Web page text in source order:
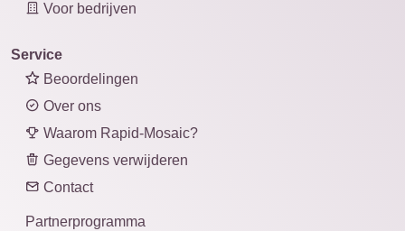
Voor bedrijven
Service
Beoordelingen
Over ons
Waarom Rapid-Mosaic?
Gegevens verwijderen
Contact
Partnerprogramma